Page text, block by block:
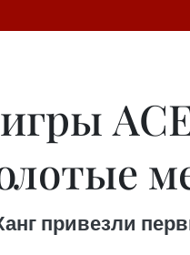
привезли